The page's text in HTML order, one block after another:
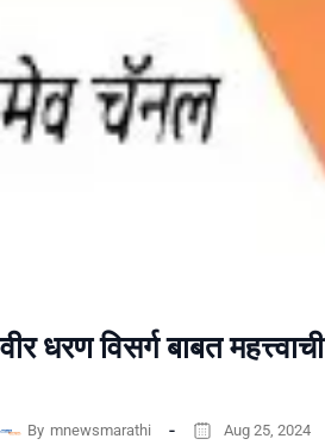
वीर धरण विसर्ग बाबत
By mnewsmarathi Aug 25, 2024